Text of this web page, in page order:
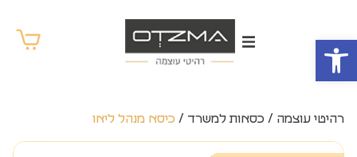
פתח סרגל נגישות
רהיטי עוצמה / כסאות למשרד / כיסא מנהל ליאו